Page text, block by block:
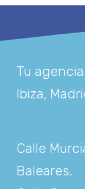
Tu
Ibiza,
Calle
Baleares.